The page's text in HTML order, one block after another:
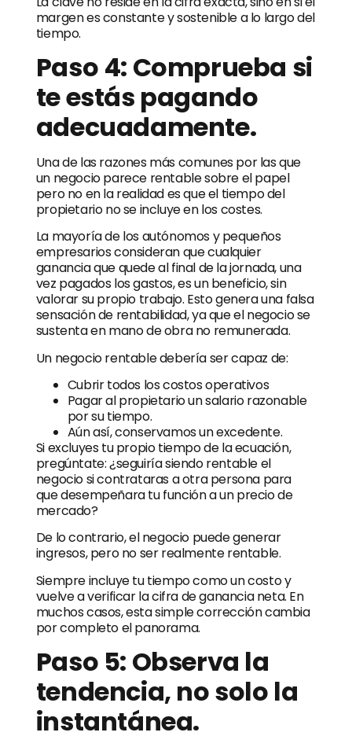
margen es constante y sostenible a lo largo del
tiempo.
Paso 4: Comprueba si
te estás pagando
adecuadamente.
Una de las razones más comunes por las que
un negocio parece rentable sobre el papel
pero no en la realidad es que el tiempo del
propietario no se incluye en los costes.
La mayoría de los autónomos y pequeños
empresarios consideran que cualquier
ganancia que quede al final de la jornada, una
vez pagados los gastos, es un beneficio, sin
valorar su propio trabajo. Esto genera una falsa
sensación de rentabilidad, ya que el negocio se
sustenta en mano de obra no remunerada.
Un negocio rentable debería ser capaz de:
Cubrir todos los costos operativos
Pagar al propietario un salario razonable
por su tiempo.
Aún así, conservamos un excedente.
Si excluyes tu propio tiempo de la ecuación,
pregúntate: ¿seguiría siendo rentable el
negocio si contrataras a otra persona para
que desempeñara tu función a un precio de
mercado?
De lo contrario, el negocio puede generar
ingresos, pero no ser realmente rentable.
Siempre incluye tu tiempo como un costo y
vuelve a verificar la cifra de ganancia neta. En
muchos casos, esta simple corrección cambia
por completo el panorama.
Paso 5: Observa la
tendencia, no solo la
instantánea.